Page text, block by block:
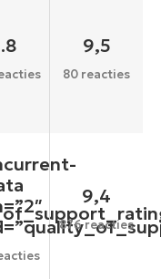
9,5
80 reacties
9,4
876 reacties